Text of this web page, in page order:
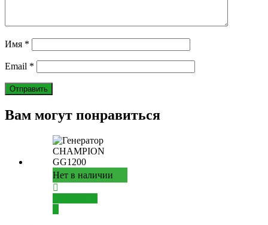
Имя *
Email *
Вам могут понравиться
Нет в наличии